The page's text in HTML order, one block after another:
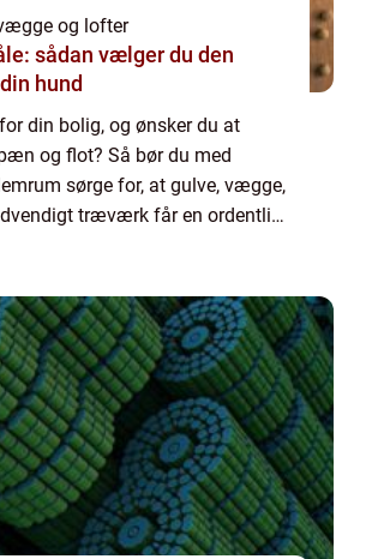
og lofter
sådan vælger du den
hund
din bolig, og ønsker du at
og flot? Så bør du med
sørge for, at gulve, vægge,
træværk får en ordentlig